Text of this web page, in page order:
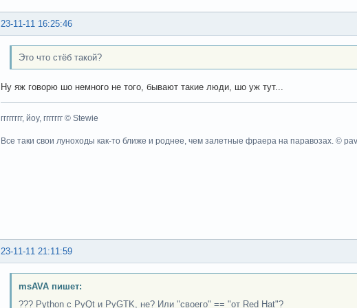
23-11-11 16:25:46
Это что стёб такой?
Ну яж говорю шо немного не того, бывают такие люди, шо уж тут...
гггггггг, йоу, ггггггг © Stewie
Все таки свои луноходы как-то ближе и роднее, чем залетные фраера на паравозах. ©
23-11-11 21:11:59
msAVA пишет:
??? Python с PyQt и PyGTK, не? Или "своего" == "от Red Hat"?